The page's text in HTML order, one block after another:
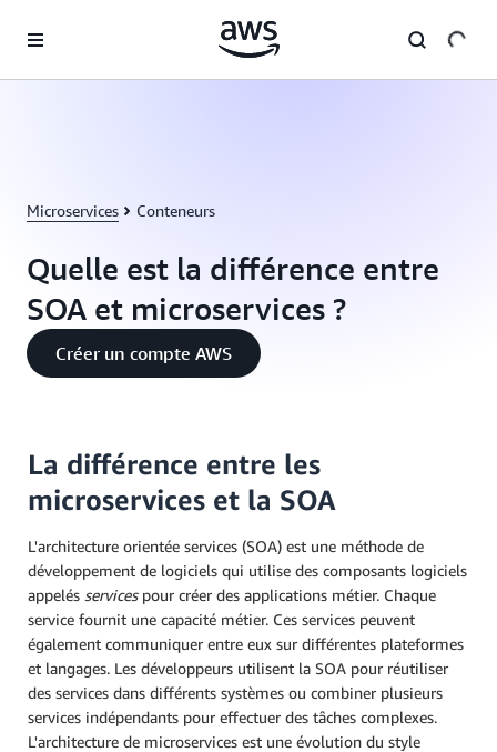
Microservices Conteneurs
Quelle est la différence entre
SOA et microservices ?
Créer un compte AWS
La différence entre les
microservices et la SOA
L'architecture orientée services (SOA) est une méthode de
développement de logiciels qui utilise des composants logiciels
appelés servicespour créer des applications métier. Chaque
service fournit une capacité métier. Ces services peuvent
également communiquer entre eux sur différentes plateformes
et langages. Les développeurs utilisent la SOA pour réutiliser
des services dans différents systèmes ou combiner plusieurs
services indépendants pour effectuer des tâches complexes.
L'architecture de microservices est une évolution du style